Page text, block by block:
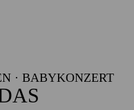
· BABYKONZERT